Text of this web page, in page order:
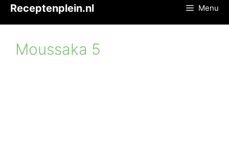
inhoud
Receptenplein.nl Menu
Moussaka 5